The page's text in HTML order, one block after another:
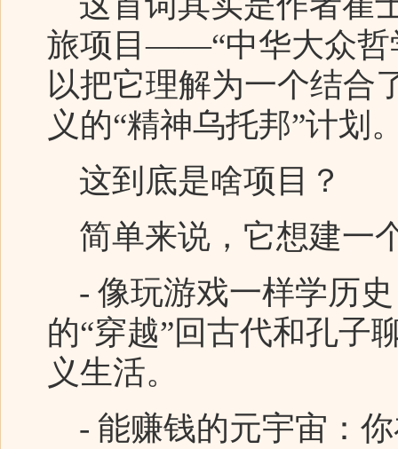
旅项目——“中华大众哲
以把它理解为一个结合
义的“精神乌托邦”计划
这到底是啥项目？
简单来说，它想建一
- 像玩游戏一样学历
的“穿越”回古代和孔子
义生活。
- 能赚钱的元宇宙：